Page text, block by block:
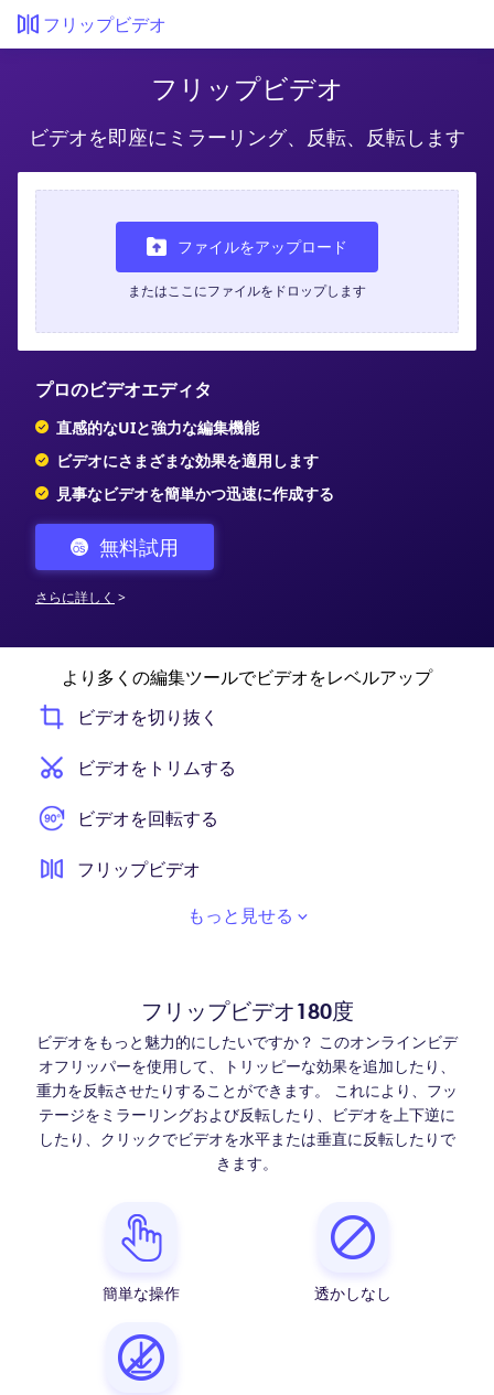
フリップビデオ
フリップビデオ
ビデオを即座にミラーリング、反転、反転します
ファイルをアップロード
またはここにファイルをドロップします
プロのビデオエディタ
直感的なUIと強力な編集機能
ビデオにさまざまな効果を適用します
見事なビデオを簡単かつ迅速に作成する
無料試用
さらに詳しく >
より多くの編集ツールでビデオをレベルアップ
ビデオを切り抜く
ビデオをトリムする
ビデオを回転する
フリップビデオ
もっと見せる
フリップビデオ180度
ビデオをもっと魅力的にしたいですか？ このオンラインビデ
オフリッパーを使用して、トリッピーな効果を追加したり、
重力を反転させたりすることができます。 これにより、フッ
テージをミラーリングおよび反転したり、ビデオを上下逆に
したり、クリックでビデオを水平または垂直に反転したりで
きます。
簡単な操作 透かしなし